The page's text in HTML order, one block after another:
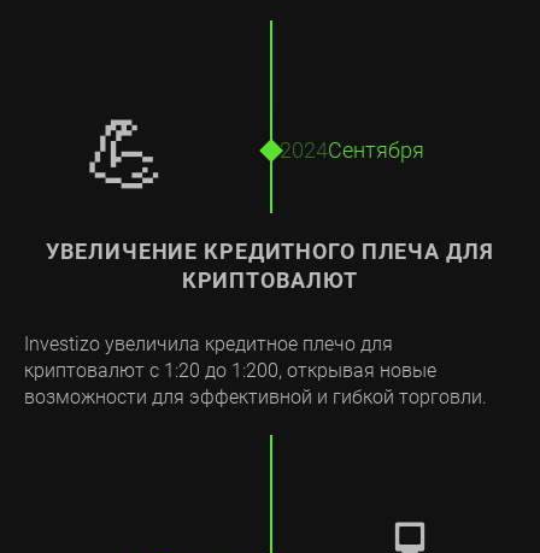
УВЕЛИЧЕНИЕ КРЕДИТНОГО ПЛЕЧА ДЛЯ
КРИПТОВАЛЮТ
Investizo увеличила кредитное плечо для
криптовалют с 1:20 до 1:200, открывая новые
возможности для эффективной и гибкой торговли.
Сентября
2024
💪